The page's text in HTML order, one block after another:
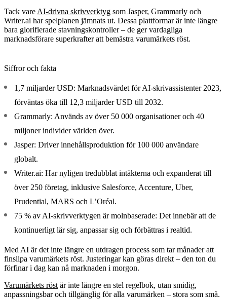
Tack vare AI-drivna skrivverktyg som Jasper, Grammarly och
Writer.ai har spelplanen jämnats ut. Dessa plattformar är inte längre
bara glorifierade stavningskontroller – de ger vardagliga
marknadsförare superkrafter att bemästra varumärkets röst.
Siffror och fakta
1,7 miljarder USD: Marknadsvärdet för AI-skrivassistenter 2023,
förväntas öka till 12,3 miljarder USD till 2032.
Grammarly: Används av över 50 000 organisationer och 40
miljoner individer världen över.
Jasper: Driver innehållsproduktion för 100 000 användare
globalt.
Writer.ai: Har nyligen tredubblat intäkterna och expanderat till
över 250 företag, inklusive Salesforce, Accenture, Uber,
Prudential, MARS och L’Oréal.
75 % av AI-skrivverktygen är molnbaserade: Det innebär att de
kontinuerligt lär sig, anpassar sig och förbättras i realtid.
Med AI är det inte längre en utdragen process som tar månader att
finslipa varumärkets röst. Justeringar kan göras direkt – den ton du
förfinar i dag kan nå marknaden i morgon.
Varumärkets röst är inte längre en stel regelbok, utan smidig,
anpassningsbar och tillgänglig för alla varumärken – stora som små.